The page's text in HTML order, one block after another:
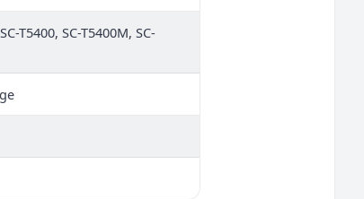
T5400, SC-T5400M, SC-